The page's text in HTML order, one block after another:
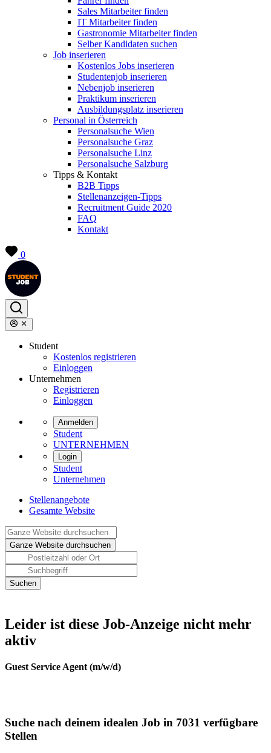
Sales Mitarbeiter finden
IT Mitarbeiter finden
Gastronomie Mitarbeiter finden
Selber Kandidaten suchen
Job inserieren
Kostenlos Jobs inserieren
Studentenjob inserieren
Nebenjob inserieren
Praktikum inserieren
Ausbildungsplatz inserieren
Personal in Österreich
Personalsuche Wien
Personalsuche Graz
Personalsuche Linz
Personalsuche Salzburg
Tipps & Kontakt
B2B Tipps
Stellenanzeigen-Tipps
Recruitment Guide 2020
FAQ
Kontakt
0
Student
Kostenlos registrieren
Einloggen
Unternehmen
Registrieren
Einloggen
Anmelden
Student
UNTERNEHMEN
Login
Student
Unternehmen
Stellenangebote
Gesamte Website
Leider ist diese Job-Anzeige nicht mehr
aktiv
Guest Service Agent (m/w/d)
Suche nach deinem idealen Job in 7031 verfügbare
Stellen